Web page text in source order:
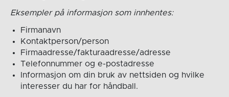
Eksempler på informasjon som innhentes:
Firmanavn
Kontaktperson/person
Firmaadresse/fakturaadresse/adresse
Telefonnummer og e-postadresse
Informasjon om din bruk av nettsiden og hvilke
interesser du har for håndball.